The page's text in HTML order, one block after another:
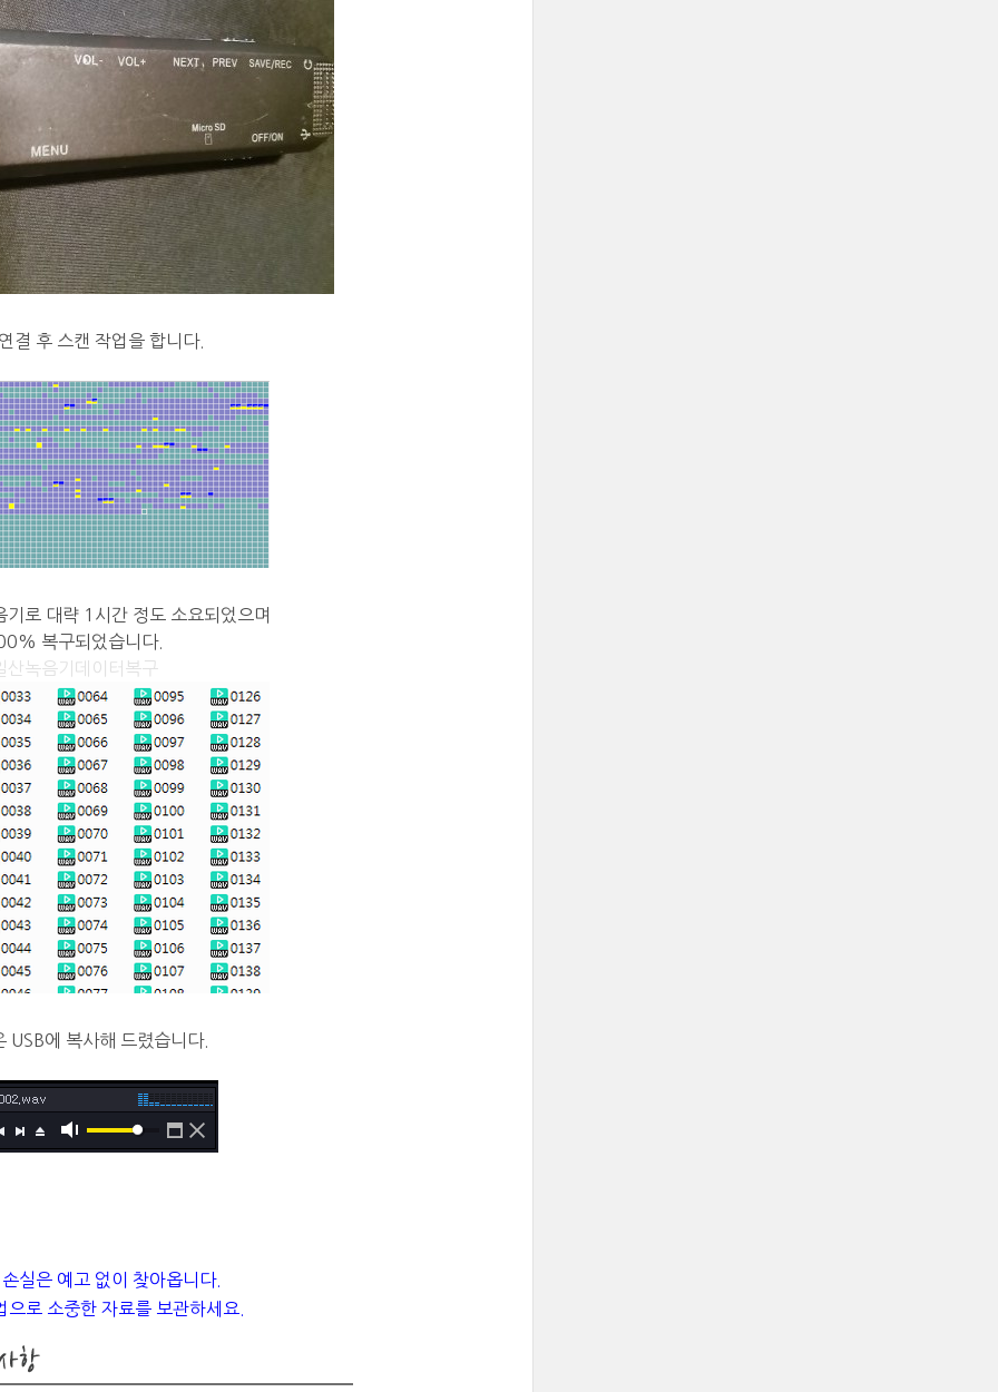
결 후 스캔 작업을 합니다.
기로 대략 1시간 정도 소요되었으며
복구되었습니다.
산녹음기데이터복구
USB에 복사해 드렸습니다.
실은 예고 없이 찾아옵니다.
으로 소중한 자료를 보관하세요.